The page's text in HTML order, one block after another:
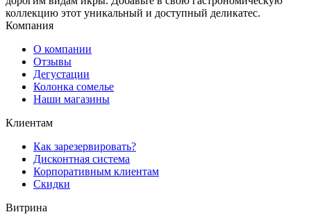
коллекцию этот уникальный и доступный деликатес.
Компания
О компании
Отзывы
Дегустации
Колонка сомелье
Наши магазины
Клиентам
Как зарезервировать?
Дисконтная система
Корпоративным клиентам
Скидки
Витрина